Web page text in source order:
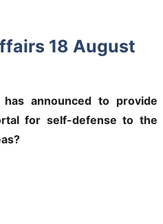
18 August
announced to provide
for self-defense to the